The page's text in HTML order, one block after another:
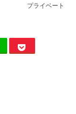
プライベート